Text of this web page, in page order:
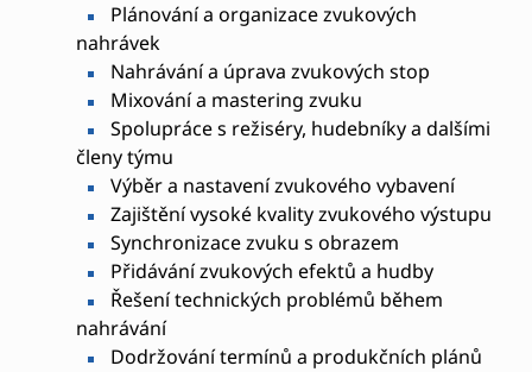
Plánování a organizace zvukových
nahrávek
Nahrávání a úprava zvukových stop
Mixování a mastering zvuku
Spolupráce s režiséry, hudebníky a dalšími
členy týmu
Výběr a nastavení zvukového vybavení
Zajištění vysoké kvality zvukového výstupu
Synchronizace zvuku s obrazem
Přidávání zvukových efektů a hudby
Řešení technických problémů během
nahrávání
Dodržování termínů a produkčních plánů